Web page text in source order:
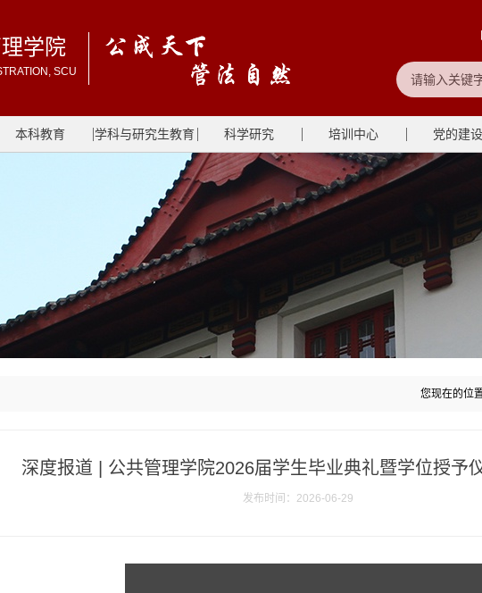
学院
SCU
本科教育 学科与研究生教育 科学研究 培训中心 党的建设
您现在的位
深度报道 | 公共管理学院2026届学生毕业典礼暨学位授予
发布时间：2026-06-29